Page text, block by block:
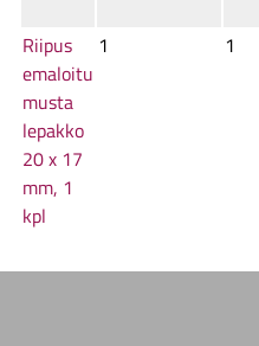
Riipus
emaloitu
musta
lepakko
20 x 17
mm, 1
kpl
1 1